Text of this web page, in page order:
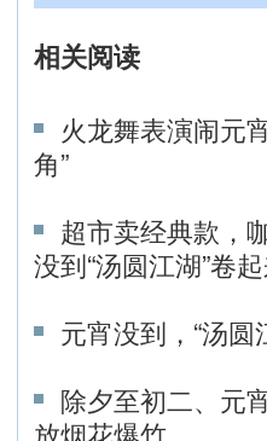
相关阅读
火龙舞表演闹元
角”
超市卖经典款，
没到“汤圆江湖”卷
元宵没到，“汤圆
除夕至初二、元
放烟花爆竹